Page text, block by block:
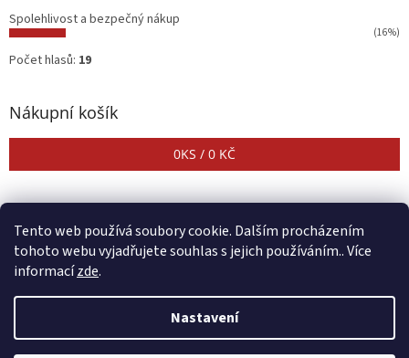
Tento web používá soubory cookie. Dalším procházením
tohoto webu vyjadřujete souhlas s jejich používáním.. Více
informacízde.
Nastavení
Spolehlivost a bezpečný nákup
(16%)
Počet hlasů: 19
Nákupní košík
0KS / 0 KČ